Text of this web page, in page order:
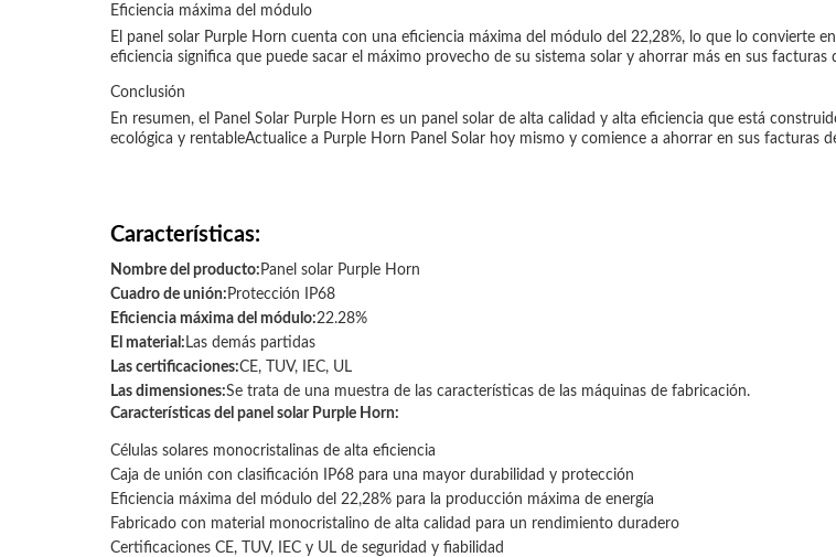
Eficiencia máxima del módulo
El panel solar Purple Horn cuenta con una eficiencia máxima del módulo del 22,28%, lo que lo convierte
eficiencia significa que puede sacar el máximo provecho de su sistema solar y ahorrar más en sus facturas
Conclusión
En resumen, el Panel Solar Purple Horn es un panel solar de alta calidad y alta eficiencia que está
ecológica y rentableActualice a Purple Horn Panel Solar hoy mismo y comience a ahorrar en sus facturas
Características:
Nombre del producto: Panel solar Purple Horn
Cuadro de unión: Protección IP68
Eficiencia máxima del módulo:22.28%
El material: Las demás partidas
Las certificaciones:CE, TUV, IEC, UL
Las dimensiones:Se trata de una muestra de las características de las máquinas de fabricación.
Características del panel solar Purple Horn:
Células solares monocristalinas de alta eficiencia
Caja de unión con clasificación IP68 para una mayor durabilidad y protección
Eficiencia máxima del módulo del 22,28% para la producción máxima de energía
Fabricado con material monocristalino de alta calidad para un rendimiento duradero
Certificaciones CE, TUV, IEC y UL de seguridad y fiabilidad